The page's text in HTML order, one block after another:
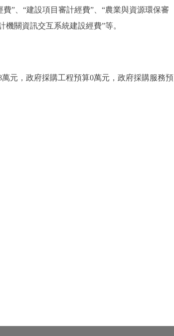
”、“建設項目審計經費”、“農業與資源環保審
機關資訊交互系統建設經費”等。
元，政府採購工程預算0萬元，政府採購服務預